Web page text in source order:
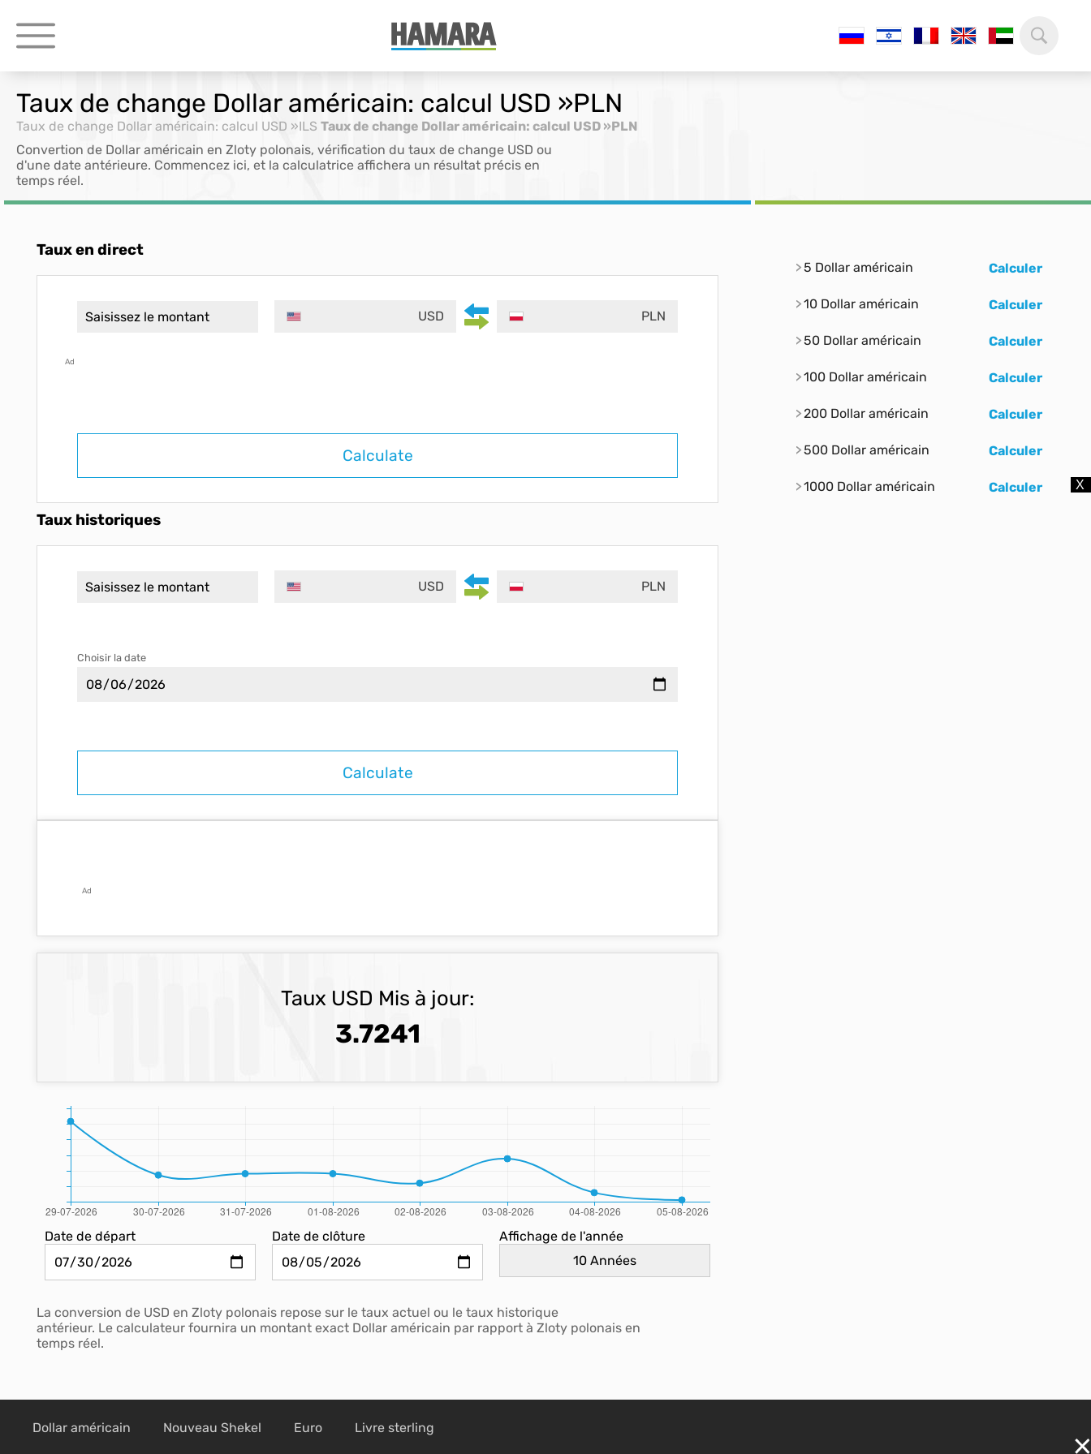
Taux de change Dollar américain: calcul USD »PLN
Taux de change Dollar américain: calcul USD »ILS Taux de change Dollar américain: calcul USD »PLN
Convertion de Dollar américain en Zloty polonais, vérification du taux de change USD ou
d'une date antérieure. Commencez ici, et la calculatrice affichera un résultat précis en
temps réel.
Taux en direct
USD PLN
Ad
Calculate
Taux historiques
USD PLN
Choisir la date
Ad
Taux USD Mis à jour:
3.7241
Date de départ Date de clôture Affichage de l'année
La conversion de USD en Zloty polonais repose sur le taux actuel ou le taux historique
antérieur. Le calculateur fournira un montant exact Dollar américain par rapport à Zloty polonais en
temps réel.
5 Dollar américain Calculer
10 Dollar américain Calculer
50 Dollar américain Calculer
100 Dollar américain Calculer
200 Dollar américain Calculer
500 Dollar américain Calculer
1000 Dollar américain Calculer
Dollar américain Nouveau Shekel Euro Livre sterling